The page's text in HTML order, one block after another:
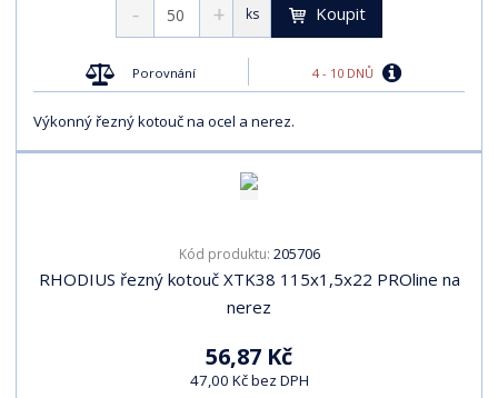
ks Koupit
Porovnání 4 - 10 DNŮ
Výkonný řezný kotouč na ocel a nerez.
Kód produktu: 205706
RHODIUS řezný kotouč XTK38 115x1,5x22 PROline na
nerez
56,87 Kč
47,00 Kč bez DPH